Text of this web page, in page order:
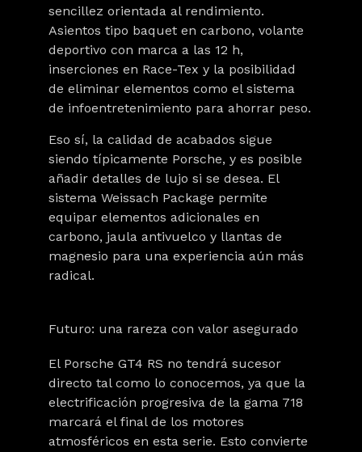
sencillez orientada al rendimiento.
Asientos tipo baquet en carbono, volante
deportivo con marca a las 12 h,
inserciones en Race-Tex y la posibilidad
de eliminar elementos como el sistema
de infoentretenimiento para ahorrar peso.
Eso sí, la calidad de acabados sigue
siendo típicamente Porsche, y es posible
añadir detalles de lujo si se desea. El
sistema Weissach Package permite
equipar elementos adicionales en
carbono, jaula antivuelco y llantas de
magnesio para una experiencia aún más
radical.
Futuro: una rareza con valor asegurado
El Porsche GT4 RS no tendrá sucesor
directo tal como lo conocemos, ya que la
electrificación progresiva de la gama 718
marcará el final de los motores
atmosféricos en esta serie. Esto convierte